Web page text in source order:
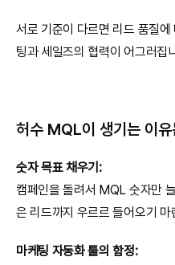
서로 기준이 다르면 리드 품질에
팅과 세일즈의 협력이 어그러집
허수 MQL이 생기는 이
숫자 목표 채우기:
캠페인을 돌려서 MQL 숫자만
은 리드까지 우르르 들어오기 마
마케팅 자동화 툴의 함정: